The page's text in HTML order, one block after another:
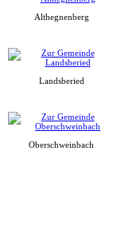
Althegnenberg
Landsberied
Oberschweinbach